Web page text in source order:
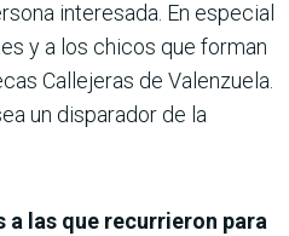
interesada. En especial
y a los chicos que forman
Callejeras de Valenzuela.
un disparador de la
a las que recurrieron para